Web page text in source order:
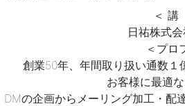
＜
日祐株式
＜プロ
創業50年、年間取り扱い通数１
お客様に最適
DMの企画からメーリング加工・配